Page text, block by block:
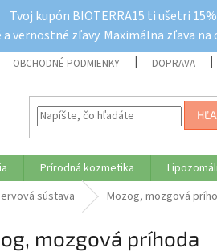
Tvoj kupón BIOTERRA15 ti ušetri
vernostné zľavy. Maximálna zľava
OBCHODNÉ PODMIENKY DOPRAVA
Prírodná kozmetika
sústava Mozog, mozgová
mozgová príhoda